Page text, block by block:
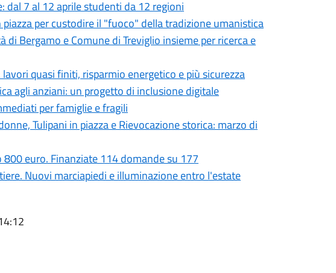
dal 7 al 12 aprile studenti da 12 regioni
per custodire il "fuoco" della tradizione umanistica
di Bergamo e Comune di Treviglio insieme per ricerca e
quasi finiti, risparmio energetico e più sicurezza
agli anziani: un progetto di inclusione digitale
per famiglie e fragili
Tulipani in piazza e Rievocazione storica: marzo di
euro. Finanziate 114 domande su 177
Nuovi marciapiedi e illuminazione entro l'estate